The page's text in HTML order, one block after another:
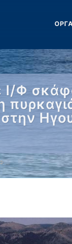
Ι/Φ
…